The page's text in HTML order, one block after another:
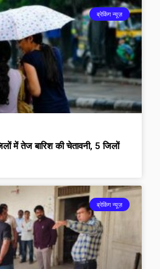
ब्रेकिंग न्यूज़
में तेज बारिश की चेतावनी, 5 जिलों
ब्रेकिंग न्यूज़